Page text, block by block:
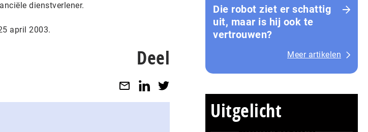
dienstverlener.
april 2003.
Deel
Die robot ziet er schattig
uit, maar is hij ook te
vertrouwen?
Meer artikelen
Uitgelicht